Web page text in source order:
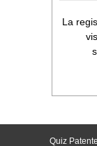
La
Quiz